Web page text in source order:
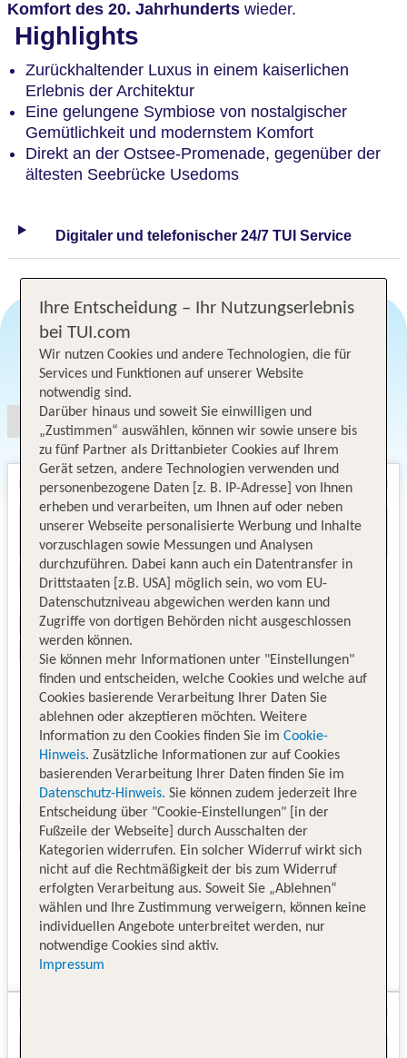
Komfort des 20. Jahrhunderts wieder.
Highlights
Zurückhaltender Luxus in einem kaiserlichen
Erlebnis der Architektur
Eine gelungene Symbiose von nostalgischer
Gemütlichkeit und modernstem Komfort
Direkt an der Ostsee-Promenade, gegenüber der
ältesten Seebrücke Usedoms
Digitaler und telefonischer 24/7 TUI Service
Angebotsauswahl
Ihre Entscheidung – Ihr Nutzungserlebnis
bei TUI.com
Wir nutzen Cookies und andere Technologien, die für
Services und Funktionen auf unserer Website
notwendig sind.
Darüber hinaus und soweit Sie einwilligen und
„Zustimmen“ auswählen, können wir sowie unsere bis
zu fünf Partner als Drittanbieter Cookies auf Ihrem
Gerät setzen, andere Technologien verwenden und
personenbezogene Daten [z. B. IP-Adresse] von Ihnen
erheben und verarbeiten, um Ihnen auf oder neben
unserer Webseite personalisierte Werbung und Inhalte
vorzuschlagen sowie Messungen und Analysen
durchzuführen. Dabei kann auch ein Datentransfer in
Drittstaaten [z.B. USA] möglich sein, wo vom EU-
Datenschutzniveau abgewichen werden kann und
Zugriffe von dortigen Behörden nicht ausgeschlossen
werden können.
Sie können mehr Informationen unter "Einstellungen"
finden und entscheiden, welche Cookies und welche auf
Cookies basierende Verarbeitung Ihrer Daten Sie
ablehnen oder akzeptieren möchten. Weitere
Information zu den Cookies finden Sie im Cookie-
Hinweis. Zusätzliche Informationen zur auf Cookies
basierenden Verarbeitung Ihrer Daten finden Sie im
Datenschutz-Hinweis. Sie können zudem jederzeit Ihre
Entscheidung über "Cookie-Einstellungen" [in der
Fußzeile der Webseite] durch Ausschalten der
Kategorien widerrufen. Ein solcher Widerruf wirkt sich
nicht auf die Rechtmäßigkeit der bis zum Widerruf
erfolgten Verarbeitung aus. Soweit Sie „Ablehnen“
wählen und Ihre Zustimmung verweigern, können keine
individuellen Angebote unterbreitet werden, nur
notwendige Cookies sind aktiv.
Impressum